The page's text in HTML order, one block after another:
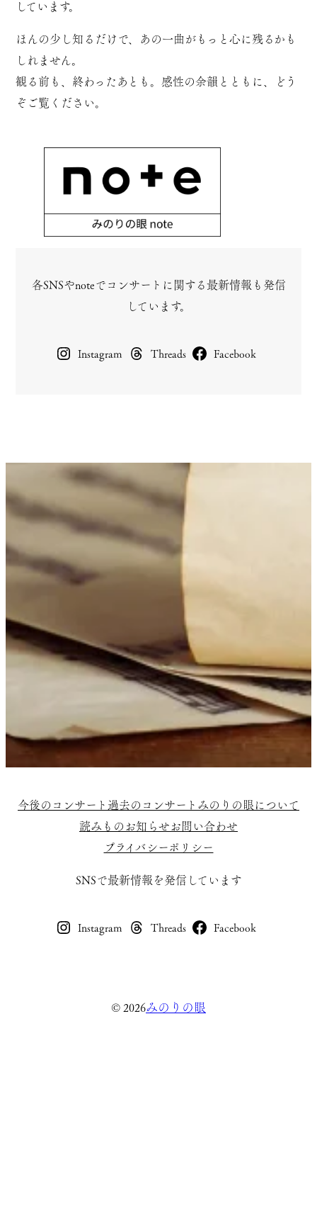
しています。
ほんの少し知るだけで、あの一曲がもっと心に残るかも
しれません。
観る前も、終わったあとも。感性の余韻とともに、どう
ぞご覧ください。
各SNSやnoteでコンサートに関する最新情報も発信
しています。
Instagram Threads Facebook
今後のコンサート 過去のコンサート みのりの眼について
読みもの お知らせ お問い合わせ
プライバシーポリシー
SNSで最新情報を発信しています
Instagram Threads Facebook
© 2026みのりの眼